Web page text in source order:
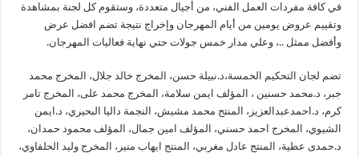
في كافة مفردات العمل الفني، من أجيال متعددة، وستقوم كل لجنة بمشاهدة
وتقييم عروض يومين من أيام المهرجان وإخراج نتيجة تضم افضل عرض
وأفضل ممثل ..، وعلي مدار خمس جولات حتي نهاية فعاليات المهرجان.
تضم لجان التحكيم الخمسة،د.نبيلة حسن، المخرج خالد جلال، المخرج محمد
جبر، د.محمد حسنين ، المؤلف ايمن سلامة، المخرج محمد على، المخرج تامر
كرم، د.احمدعبدالعزيز، المنتج محمد مشيش، النجمة داليا البحيري، د.ايمن
الشيوي، المخرج احمد حسني، المؤلف امين جمال، المؤلف محمود حمدان،
د.حمدى عطية، المنتج عادل مغربي، المنتج ايهاب منير، المخرج وليد الحلفاوي،